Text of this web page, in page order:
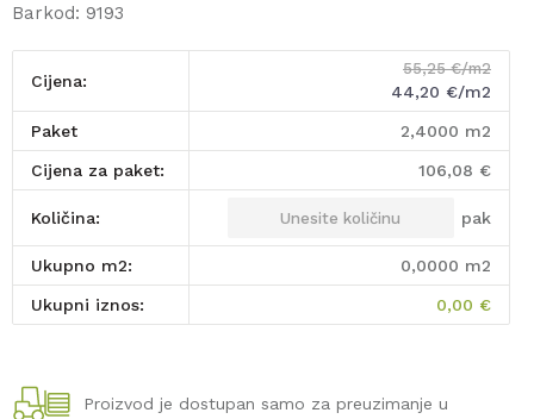
Barkod: 9193
Cijena:
55,25 €/m2
44,20 €/m2
paket 2,4000 m2
Cijena za paket: 106,08 €
Količina: pak
Ukupno m2: 0,0000 m2
Ukupni iznos: 0,00 €
Proizvod je dostupan samo za preuzimanje u